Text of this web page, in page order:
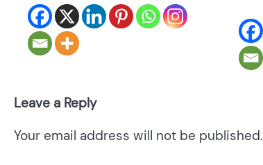
Leave a Reply
Your email address will not be published.